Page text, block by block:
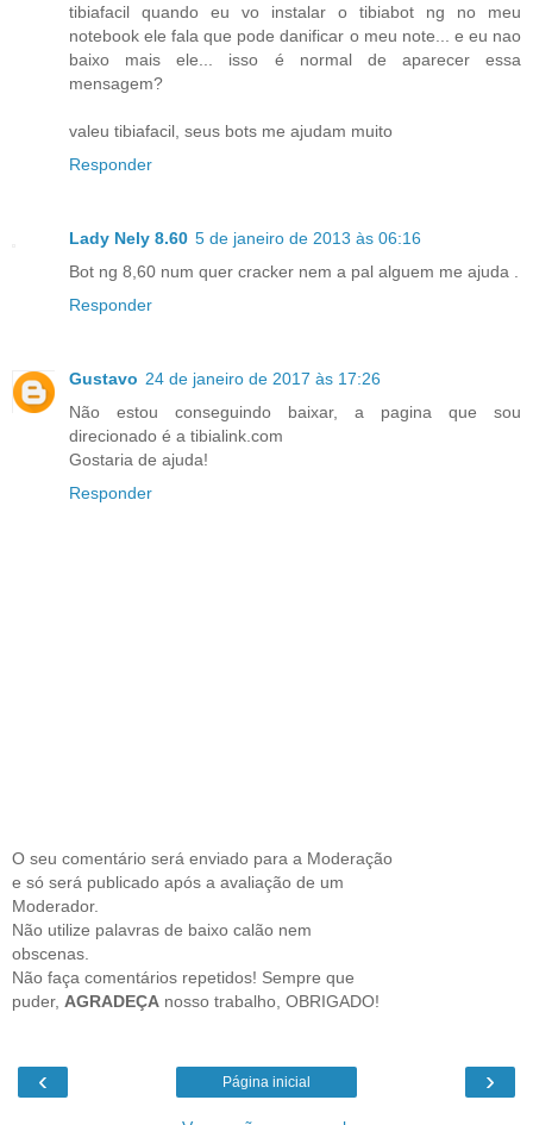
tibiafacil quando eu vo instalar o tibiabot ng no meu
notebook ele fala que pode danificar o meu note... e eu nao
baixo mais ele... isso é normal de aparecer essa
mensagem?
valeu tibiafacil, seus bots me ajudam muito
Responder
Lady Nely 8.60 5 de janeiro de 2013 às 06:16
Bot ng 8,60 num quer cracker nem a pal alguem me ajuda .
Responder
Gustavo 24 de janeiro de 2017 às 17:26
Não estou conseguindo baixar, a pagina que sou
direcionado é a tibialink.com
Gostaria de ajuda!
Responder
O seu comentário será enviado para a Moderação
e só será publicado após a avaliação de um
Moderador.
Não utilize palavras de baixo calão nem
obscenas.
Não faça comentários repetidos! Sempre que
puder, AGRADEÇA nosso trabalho, OBRIGADO!
‹ ›
Página inicial